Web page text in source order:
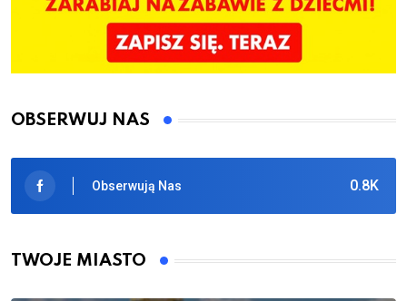
OBSERWUJ NAS
0.8K
Obserwują Nas
TWOJE MIASTO